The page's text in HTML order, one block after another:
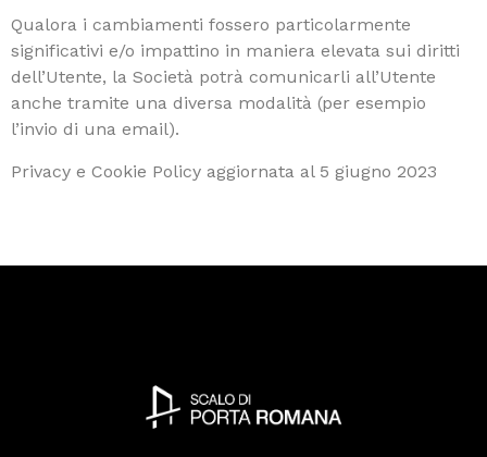
Qualora i cambiamenti fossero particolarmente
significativi e/o impattino in maniera elevata sui diritti
dell’Utente, la Società potrà comunicarli all’Utente
anche tramite una diversa modalità (per esempio
l’invio di una email).
Privacy e Cookie Policy aggiornata al 5 giugno 2023